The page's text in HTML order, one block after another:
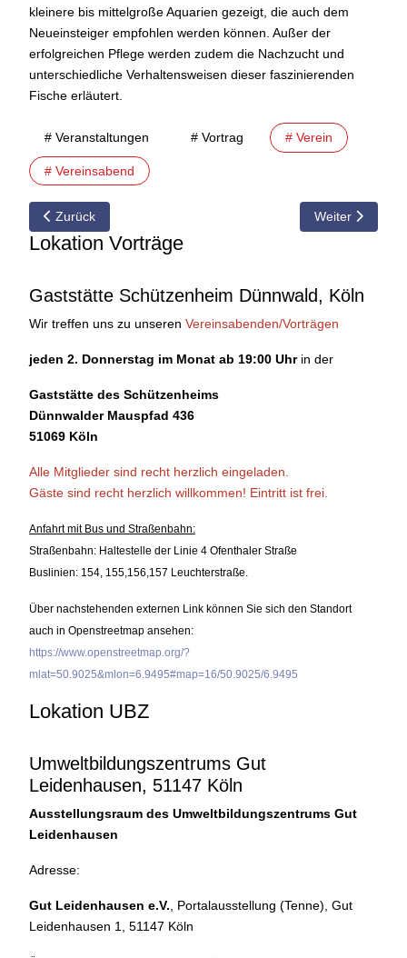
kleinere bis mittelgroße Aquarien gezeigt, die auch dem
Neueinsteiger empfohlen werden können. Außer der
erfolgreichen Pflege werden zudem die Nachzucht und
unterschiedliche Verhaltensweisen dieser faszinierenden
Fische erläutert.
# Veranstaltungen # Vortrag # Verein
# Vereinsabend
Vorheriger Beitrag: 10.10.2011 Vorschau auf den
Zurück Nächster
Weiter
Lokation Vorträge
Gaststätte Schützenheim Dünnwald, Köln
Wir treffen uns zu unseren Vereinsabenden/Vorträgen
jeden 2. Donnerstag im Monat ab 19:00 Uhr in der
Gaststätte des Schützenheims
Dünnwalder Mauspfad 436
51069 Köln
Alle Mitglieder sind recht herzlich eingeladen.
Gäste sind recht herzlich willkommen! Eintritt ist frei.
Anfahrt mit Bus und Straßenbahn:
Straßenbahn: Haltestelle der Linie 4 Ofenthaler Straße
Buslinien: 154, 155,156,157 Leuchterstraße.
Über nachstehenden externen Link können Sie sich den Standort
auch in Openstreetmap ansehen:
https://www.openstreetmap.org/?
mlat=50.9025&mlon=6.9495#map=16/50.9025/6.9495
Lokation UBZ
Umweltbildungszentrums Gut
Leidenhausen, 51147 Köln
Ausstellungsraum des Umweltbildungszentrums Gut
Leidenhausen
Adresse:
Gut Leidenhausen e.V., Portalausstellung (Tenne), Gut
Leidenhausen 1, 51147 Köln